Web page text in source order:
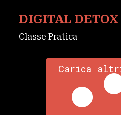
DIGITAL DETOX
Classe Pratica
Carica